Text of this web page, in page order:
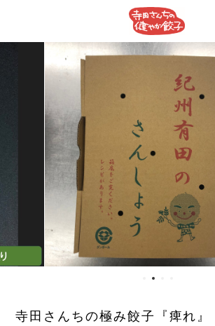
寺田さんちの極み餃子『痺れ』